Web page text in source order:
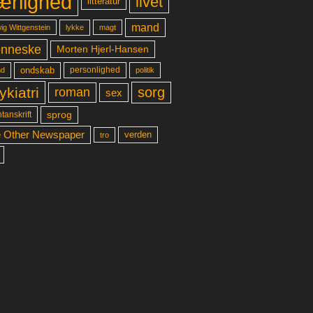
Wittgenstein lykke magt mand
Morten Hjerl-Hansen
ondskab personlighed politik
roman sex sorg
sprog
Other Newspaper tro verden